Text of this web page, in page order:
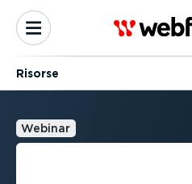
Risorse
Webinar
COME